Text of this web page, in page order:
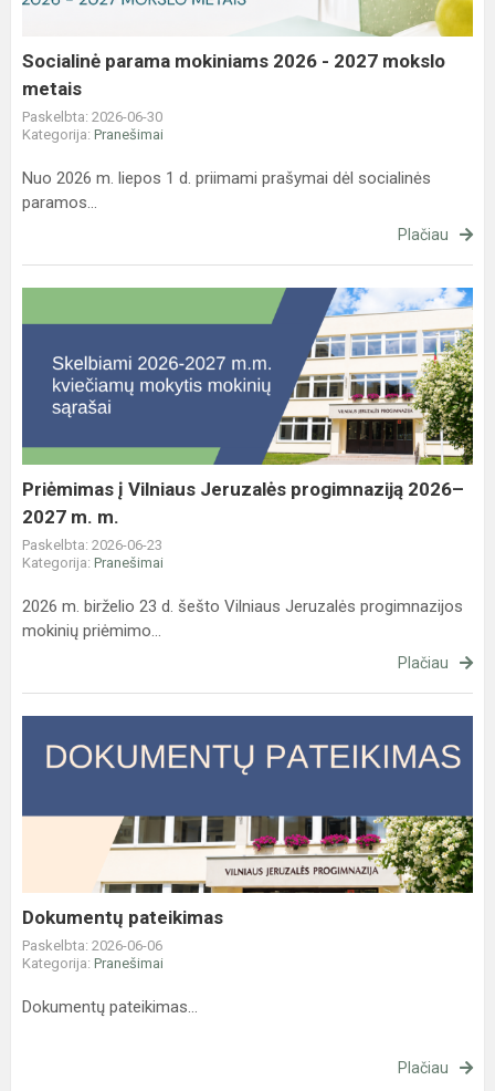
metais
Socialinė parama mokiniams 2026 - 2027 mokslo
metais
Paskelbta: 2026-06-30
Kategorija: Pranešimai
Nuo 2026 m. liepos 1 d. priimami prašymai dėl socialinės
paramos...
Plačiau
į
Vilniaus
Jeruzalės
progimnaziją
m.
m.
Priėmimas į Vilniaus Jeruzalės progimnaziją 2026–
2027 m. m.
Paskelbta: 2026-06-23
Kategorija: Pranešimai
2026 m. birželio 23 d. šešto Vilniaus Jeruzalės progimnazijos
mokinių priėmimo...
Plačiau
pateikimas
Dokumentų pateikimas
Paskelbta: 2026-06-06
Kategorija: Pranešimai
Dokumentų pateikimas...
Plačiau